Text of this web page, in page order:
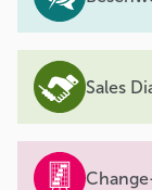
Sales